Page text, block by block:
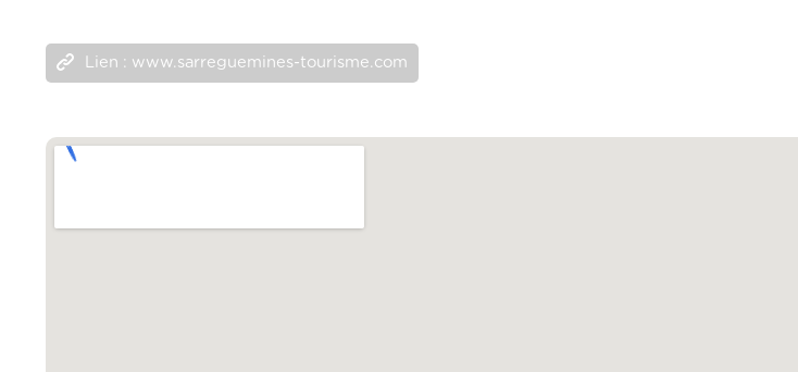
Lien : www.sarreguemines-tourisme.com